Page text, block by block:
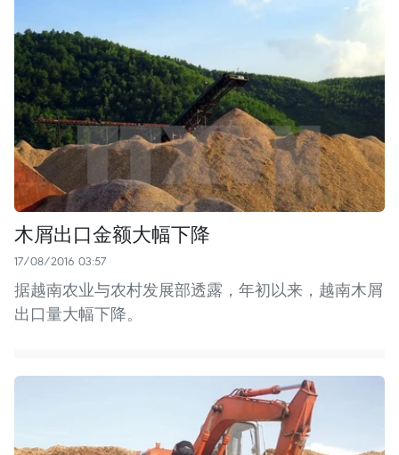
木屑出口金额大幅下降
17/08/2016 03:57
据越南农业与农村发展部透露，年初以来，越南木屑
出口量大幅下降。